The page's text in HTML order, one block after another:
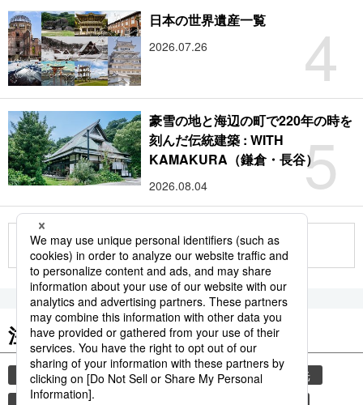
4
日本の世界遺産一覧
2026.07.26
5
豪雪の地と海辺の町で220年の時を
刻んだ伝統建築 : WITH
KAMAKURA（鎌倉・長谷）
2026.08.04
もっと見る
注目のキーワード
共同通信ニュース 気象・災害 災害
観光